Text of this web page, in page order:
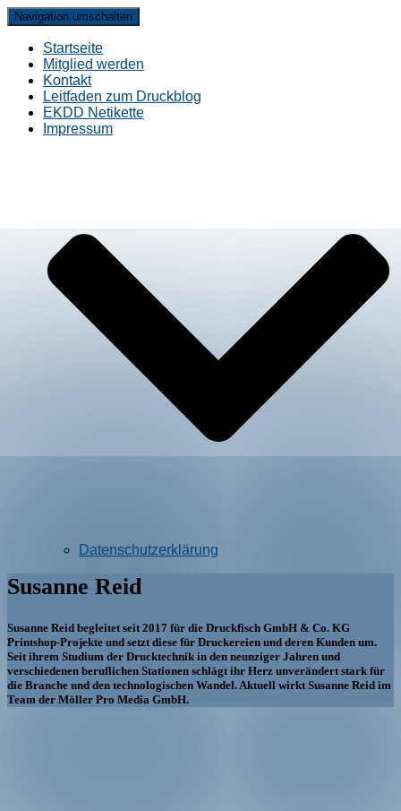
Navigation umschalten
Startseite
Mitglied werden
Kontakt
Leitfaden zum Druckblog
EKDD Netikette
Impressum
Datenschutzerklärung
Susanne Reid
Susanne Reid begleitet seit 2017 für die Druckfisch GmbH & Co. KG
Printshop-Projekte und setzt diese für Druckereien und deren Kunden um.
Seit ihrem Studium der Drucktechnik in den neunziger Jahren und
verschiedenen beruflichen Stationen schlägt ihr Herz unverändert stark für
die Branche und den technologischen Wandel. Aktuell wirkt Susanne Reid im
Team der Möller Pro Media GmbH.